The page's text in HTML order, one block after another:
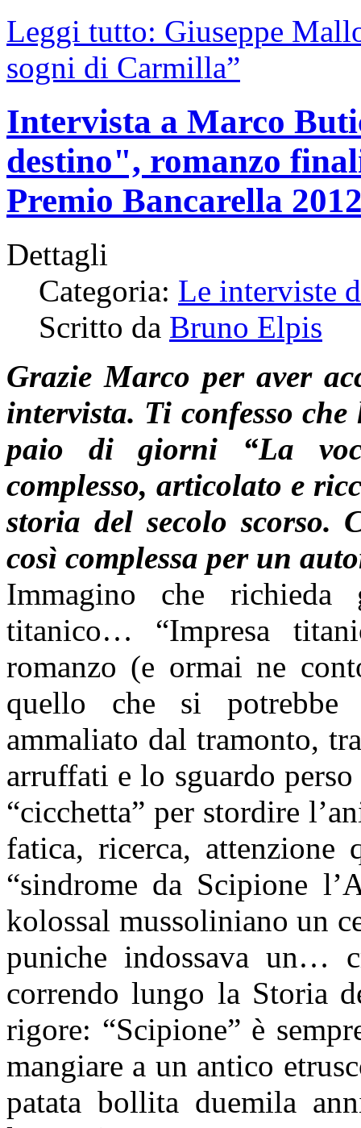
Leggi tutto: Giuseppe
sogni di Carmilla”
Intervista a Marco
destino", romanzo
Premio Bancarella
Dettagli
Categoria: Le interviste
Scritto da Bruno Elpis
Grazie Marco per aver
intervista. Ti confesso
paio di giorni “La
complesso, articolato e
storia del secolo scorso.
così complessa per un
Immagino che richieda
titanico… “Impresa
romanzo (e ormai ne
quello che si potrebbe
ammaliato dal tramonto,
arruffati e lo sguardo
“cicchetta” per stordire
fatica, ricerca,
“sindrome da Scipione
kolossal mussoliniano un
puniche indossava un…
correndo lungo la Storia
rigore: “Scipione” è
mangiare a un antico
patata bollita duemila